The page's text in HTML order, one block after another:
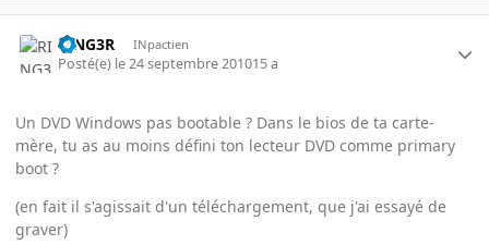
RING3R INpactien
Posté(e) le 24 septembre 201015 a
Un DVD Windows pas bootable ? Dans le bios de ta carte-
mère, tu as au moins défini ton lecteur DVD comme primary
boot ?
(en fait il s'agissait d'un téléchargement, que j'ai essayé de
graver)